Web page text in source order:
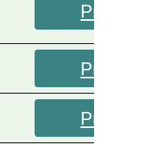
Prova
Prova
Prova